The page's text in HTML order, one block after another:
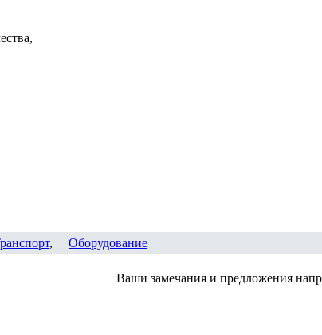
, Оборудование
Ваши замечания и предложения